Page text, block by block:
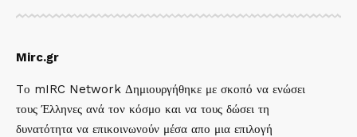
Mirc.gr
Tο mIRC Network Δημιουργήθηκε με σκοπό να ενώσει
τους Έλληνες ανά τον κόσμο και να τους δώσει τη
δυνατότητα να επικοινωνούν μέσα απο μια επιλογή